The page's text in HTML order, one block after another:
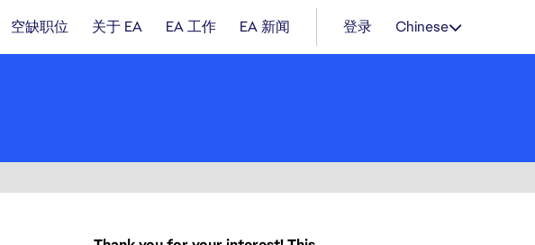
空缺职位 关于 EA EA 工作 EA 新闻 登录 Chinese